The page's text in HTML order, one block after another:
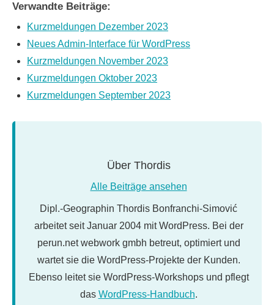
Verwandte Beiträge:
Kurzmeldungen Dezember 2023
Neues Admin-Interface für WordPress
Kurzmeldungen November 2023
Kurzmeldungen Oktober 2023
Kurzmeldungen September 2023
Über Thordis
Alle Beiträge ansehen
Dipl.-Geographin Thordis Bonfranchi-Simović
arbeitet seit Januar 2004 mit WordPress. Bei der
perun.net webwork gmbh betreut, optimiert und
wartet sie die WordPress-Projekte der Kunden.
Ebenso leitet sie WordPress-Workshops und pflegt
das WordPress-Handbuch.